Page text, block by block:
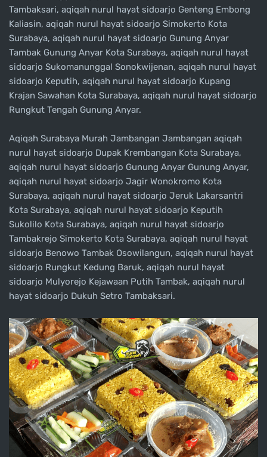
Tambaksari, aqiqah nurul hayat sidoarjo Genteng Embong
Kaliasin, aqiqah nurul hayat sidoarjo Simokerto Kota
Surabaya, aqiqah nurul hayat sidoarjo Gunung Anyar
Tambak Gunung Anyar Kota Surabaya, aqiqah nurul hayat
sidoarjo Sukomanunggal Sonokwijenan, aqiqah nurul hayat
sidoarjo Keputih, aqiqah nurul hayat sidoarjo Kupang
Krajan Sawahan Kota Surabaya, aqiqah nurul hayat sidoarjo
Rungkut Tengah Gunung Anyar.
Aqiqah Surabaya Murah Jambangan Jambangan aqiqah
nurul hayat sidoarjo Dupak Krembangan Kota Surabaya,
aqiqah nurul hayat sidoarjo Gunung Anyar Gunung Anyar,
aqiqah nurul hayat sidoarjo Jagir Wonokromo Kota
Surabaya, aqiqah nurul hayat sidoarjo Jeruk Lakarsantri
Kota Surabaya, aqiqah nurul hayat sidoarjo Keputih
Sukolilo Kota Surabaya, aqiqah nurul hayat sidoarjo
Tambakrejo Simokerto Kota Surabaya, aqiqah nurul hayat
sidoarjo Benowo Tambak Osowilangun, aqiqah nurul hayat
sidoarjo Rungkut Kedung Baruk, aqiqah nurul hayat
sidoarjo Mulyorejo Kejawaan Putih Tambak, aqiqah nurul
hayat sidoarjo Dukuh Setro Tambaksari.